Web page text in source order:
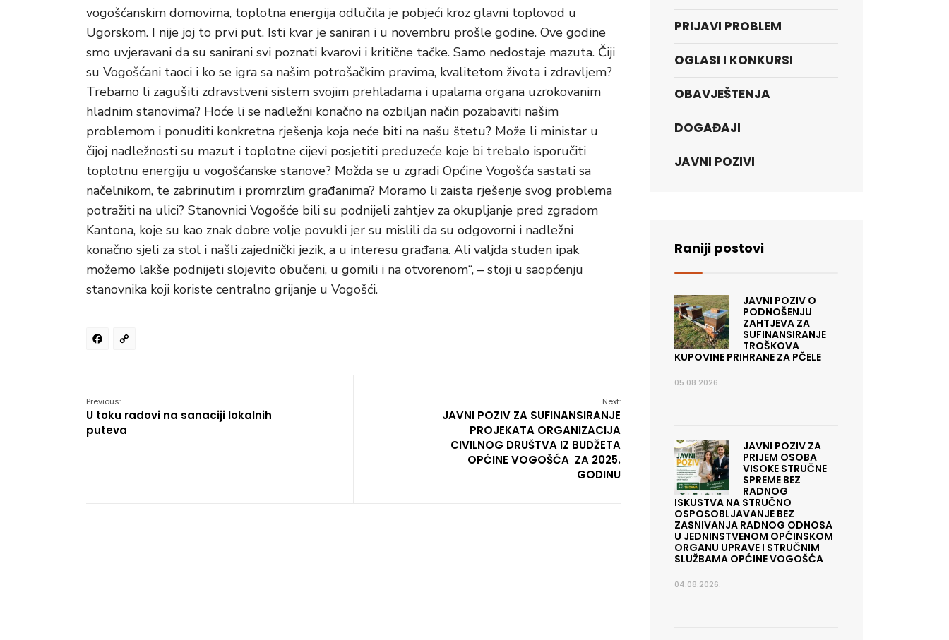
vogošćanskim domovima, toplotna energija odlučila je pobjeći kroz glavni toplovod u
Ugorskom. I nije joj to prvi put. Isti kvar je saniran i u novembru prošle godine. Ove godine
smo uvjeravani da su sanirani svi poznati kvarovi i kritične tačke. Samo nedostaje mazuta. Čiji
su Vogošćani taoci i ko se igra sa našim potrošačkim pravima, kvalitetom života i zdravljem?
Trebamo li zagušiti zdravstveni sistem svojim prehladama i upalama organa uzrokovanim
hladnim stanovima? Hoće li se nadležni konačno na ozbiljan način pozabaviti našim
problemom i ponuditi konkretna rješenja koja neće biti na našu štetu? Može li ministar u
čijoj nadležnosti su mazut i toplotne cijevi posjetiti preduzeće koje bi trebalo isporučiti
toplotnu energiju u vogošćanske stanove? Možda se u zgradi Općine Vogošća sastati sa
načelnikom, te zabrinutim i promrzlim građanima? Moramo li zaista rješenje svog problema
potražiti na ulici? Stanovnici Vogošće bili su podnijeli zahtjev za okupljanje pred zgradom
Kantona, koje su kao znak dobre volje povukli jer su mislili da su odgovorni i nadležni
konačno sjeli za stol i našli zajednički jezik, a u interesu građana. Ali valjda studen ipak
možemo lakše podnijeti slojevito obučeni, u gomili i na otvorenom“, – stoji u saopćenju
stanovnika koji koriste centralno grijanje u Vogošći.
Facebook
Previous:
U toku radovi na sanaciji lokalnih
puteva
Next:
JAVNI POZIV ZA SUFINANSIRANJE
PROJEKATA ORGANIZACIJA
CIVILNOG DRUŠTVA IZ BUDŽETA
OPĆINE VOGOŠĆA ZA 2025.
GODINU
PRIJAVI PROBLEM
OGLASI I KONKURSI
OBAVJEŠTENJA
DOGAĐAJI
JAVNI POZIVI
Raniji postovi
JAVNI POZIV O
PODNOŠENJU
ZAHTJEVA ZA
SUFINANSIRANJE
TROŠKOVA
KUPOVINE PRIHRANE ZA PČELE
05.08.2026.
JAVNI POZIV ZA
PRIJEM OSOBA
VISOKE STRUČNE
SPREME BEZ
RADNOG
ISKUSTVA NA STRUČNO
OSPOSOBLJAVANJE BEZ
ZASNIVANJA RADNOG ODNOSA
U JEDNINSTVENOM OPĆINSKOM
ORGANU UPRAVE I STRUČNIM
SLUŽBAMA OPĆINE VOGOŠĆA
04.08.2026.